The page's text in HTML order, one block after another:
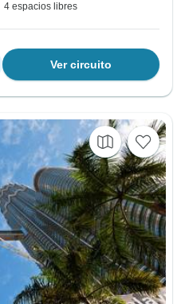
4 espacios libres
Ver circuito